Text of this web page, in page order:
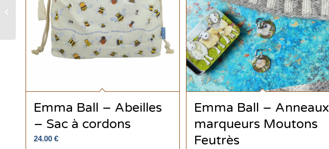
Emma Ball – Abeilles
– Sac à cordons
24.00 €
Emma Ball – Anneaux
marqueurs Moutons
Feutrès
“Woolly bears ” – Pack
de 12 – Emma Ball